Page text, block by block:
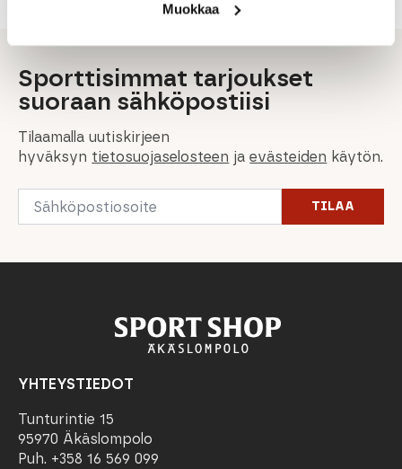
Muokkaa
Sporttisimmat tarjoukset
suoraan sähköpostiisi
Tilaamalla uutiskirjeen
hyväksyn tietosuojaselosteen jaevästeiden käytön.
Email
TILAA
YHTEYSTIEDOT
Tunturintie 15
95970 Äkäslompolo
Puh. +358 16 569 099